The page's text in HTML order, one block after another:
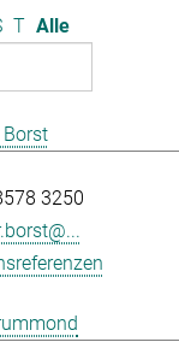
T Alle
3250